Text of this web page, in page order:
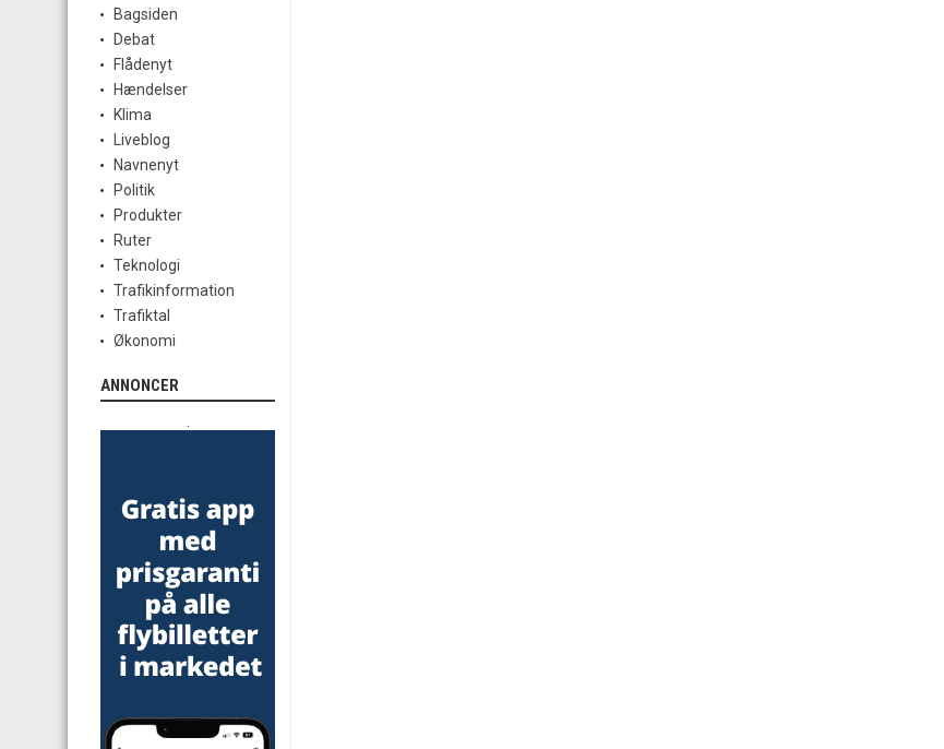
Bagsiden
Debat
Flådenyt
Hændelser
Klima
Liveblog
Navnenyt
Politik
Produkter
Ruter
Teknologi
Trafikinformation
Trafiktal
Økonomi
ANNONCER